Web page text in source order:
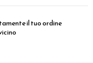
il tuo ordine